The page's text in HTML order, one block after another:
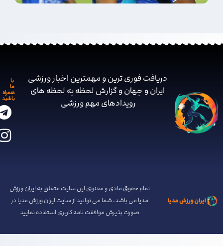
دریافت فوری ترین و مهمترین اخبار ورزشی
ایران و جهان و گزارش لحظه به لحظه های
رویدادهای مهم ‌ورزشی
همراه
باشید
تمام حقوق مادی و معنوی این سایت متعلق به ایران ورزش
مدیا می باشد. شما می توانید از سایت ایران ورزش مدیا در
صورت پذیرش موافقت نامه کاربری استفاده نمایید